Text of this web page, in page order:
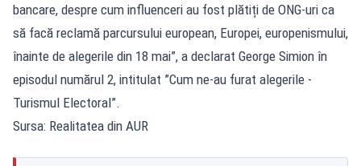
bancare, despre cum influenceri au fost plătiți de ONG-uri ca
să facă reclamă parcursului european, Europei, europenismului,
înainte de alegerile din 18 mai”, a declarat George Simion în
episodul numărul 2, intitulat ”Cum ne-au furat alegerile -
Turismul Electoral”.
Sursa: Realitatea din AUR